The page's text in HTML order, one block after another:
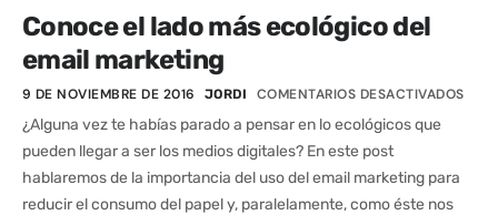
Conoce el lado más ecológico del
email marketing
9 DE NOVIEMBRE DE 2016 JORDI COMENTARIOS DESACTIVADOS
¿Alguna vez te habías parado a pensar en lo ecológicos que
pueden llegar a ser los medios digitales? En este post
hablaremos de la importancia del uso del email marketing para
reducir el consumo del papel y, paralelamente, como éste nos